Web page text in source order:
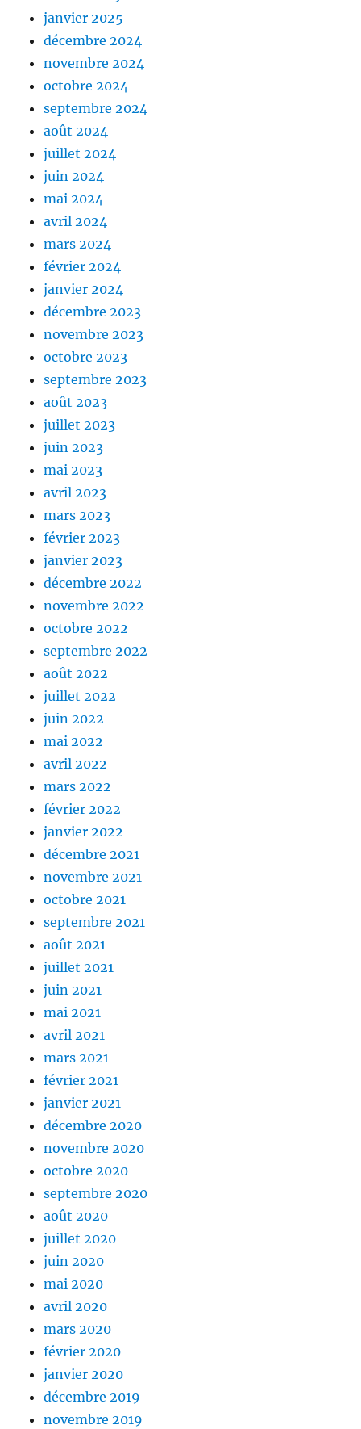
janvier 2025
décembre 2024
novembre 2024
octobre 2024
septembre 2024
août 2024
juillet 2024
juin 2024
mai 2024
avril 2024
mars 2024
février 2024
janvier 2024
décembre 2023
novembre 2023
octobre 2023
septembre 2023
août 2023
juillet 2023
juin 2023
mai 2023
avril 2023
mars 2023
février 2023
janvier 2023
décembre 2022
novembre 2022
octobre 2022
septembre 2022
août 2022
juillet 2022
juin 2022
mai 2022
avril 2022
mars 2022
février 2022
janvier 2022
décembre 2021
novembre 2021
octobre 2021
septembre 2021
août 2021
juillet 2021
juin 2021
mai 2021
avril 2021
mars 2021
février 2021
janvier 2021
décembre 2020
novembre 2020
octobre 2020
septembre 2020
août 2020
juillet 2020
juin 2020
mai 2020
avril 2020
mars 2020
février 2020
janvier 2020
décembre 2019
novembre 2019